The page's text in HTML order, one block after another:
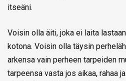
itseäni.
Voisin olla äiti, joka ei laita
kotona. Voisin olla täysin
arkensa vain perheen tarpeiden
tarpeensa vasta jos aikaa, rahaa